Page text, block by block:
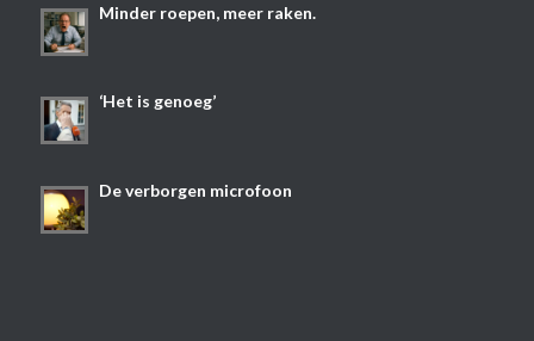
Minder roepen, meer raken.
‘Het is genoeg’
De verborgen microfoon